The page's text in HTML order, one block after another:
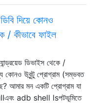
দিয়ে কোনও
/ কীভাবে ফাইল
ডিভাইস থেকে /
কোনও উবুন্টু প্রোগ্রাম (সম্ভবত
আমার মন একটি প্রোগ্রাম যা
adb shell lsপটভূমিতে